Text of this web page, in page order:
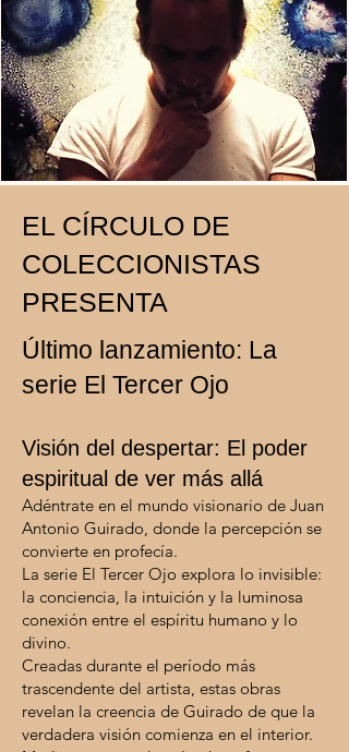
EL CÍRCULO DE
COLECCIONISTAS
PRESENTA
Último lanzamiento: La
serie El Tercer Ojo
Visión del despertar: El poder
espiritual de ver más allá
Adéntrate en el mundo visionario de Juan
Antonio Guirado, donde la percepción se
convierte en profecía.
La serie El Tercer Ojo explora lo invisible:
la conciencia, la intuición y la luminosa
conexión entre el espíritu humano y lo
divino.
Creadas durante el período más
trascendente del artista, estas obras
revelan la creencia de Guirado de que la
verdadera visión comienza en el interior.